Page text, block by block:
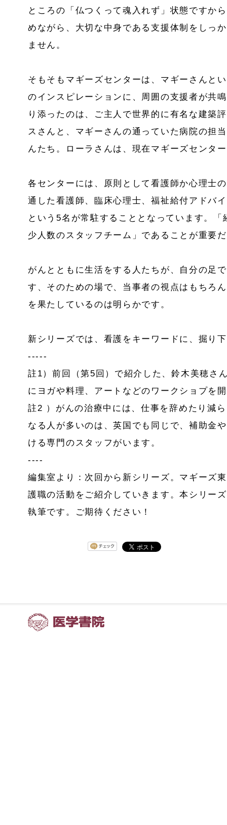
ところの「仏つくって魂入れず」状態ですか
めながら、大切な中身である支援体制をしっ
ません。
そもそもマギーズセンターは、マギーさんと
のインスピレーションに、周囲の支援者が共
り添ったのは、ご主人で世界的に有名な建築
スさんと、マギーさんの通っていた病院の担
んたち。ローラさんは、現在マギーズセンタ
各センターには、原則として看護師か心理士
通した看護師、臨床心理士、福祉給付アドバ
という5名が常駐することとなっています。
少人数のスタッフチーム」であることが重要
がんとともに生活をする人たちが、自分の足
す、そのための場で、当事者の視点はもちろ
を果たしているのは明らかです。
新シリーズでは、看護をキーワードに、掘り
-----
註1）前回（第5回）で紹介した、鈴木美穂さ
にヨガや料理、アートなどのワークショプを
註2 ）がんの治療中には、仕事を辞めたり減
なる人が多いのは、英国でも同じで、補助金
ける専門のスタッフがいます。
----
編集室より：次回から新シリーズ。マギーズ
護職の活動をご紹介していきます。本シリー
執筆です。ご期待ください！